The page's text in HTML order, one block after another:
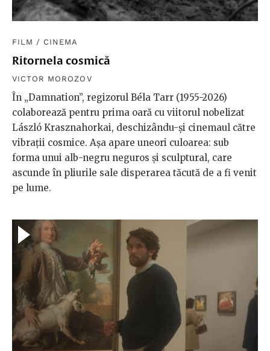
FILM / CINEMA
Ritornela cosmică
VICTOR MOROZOV
În „Damnation”, regizorul Béla Tarr (1955-2026)
colaborează pentru prima oară cu viitorul nobelizat
László Krasznahorkai, deschizându-și cinemaul către
vibrații cosmice. Așa apare uneori culoarea: sub
forma unui alb-negru neguros și sculptural, care
ascunde în pliurile sale disperarea tăcută de a fi venit
pe lume.